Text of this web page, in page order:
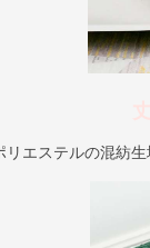
リエステルの混紡